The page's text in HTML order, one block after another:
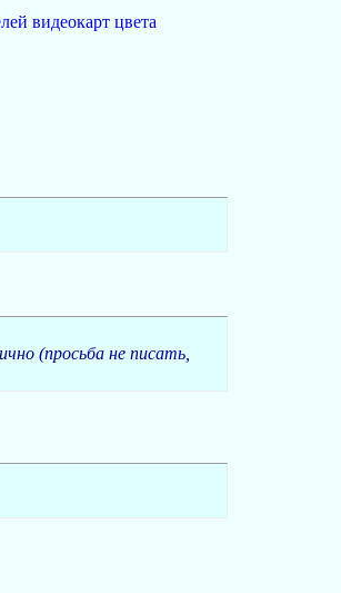
видеокарт цвета
(просьба не писать,